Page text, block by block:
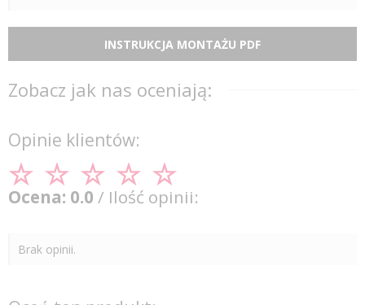
INSTRUKCJA MONTAŻU PDF
Zobacz jak nas oceniają:
Opinie klientów:
Ocena: 0.0 / Ilość opinii:
Brak opinii.